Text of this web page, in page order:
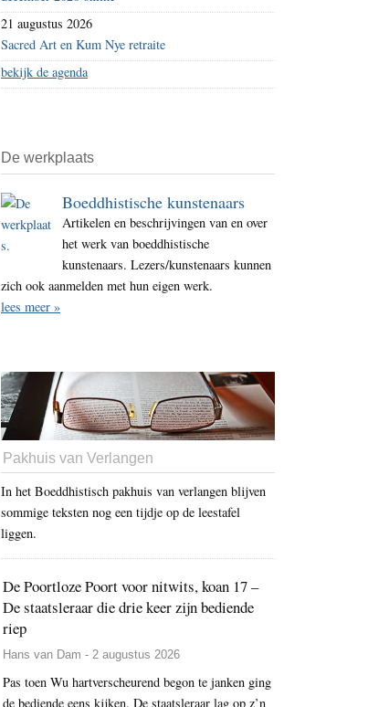
21 augustus 2026
Sacred Art en Kum Nye retraite
bekijk de agenda
De werkplaats
Boeddhistische kunstenaars
Artikelen en beschrijvingen van en over
het werk van boeddhistische
kunstenaars. Lezers/kunstenaars kunnen
zich ook aanmelden met hun eigen werk.
lees meer »
Pakhuis van Verlangen
In het Boeddhistisch pakhuis van verlangen blijven
sommige teksten nog een tijdje op de leestafel
liggen.
De Poortloze Poort voor nitwits, koan 17 –
De staatsleraar die drie keer zijn bediende
riep
Hans van Dam - 2 augustus 2026
Pas toen Wu hartverscheurend begon te janken ging
de bediende eens kijken. De staatsleraar lag op z’n